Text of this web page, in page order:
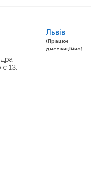
13.
Львів
(Працює
дистанційно)